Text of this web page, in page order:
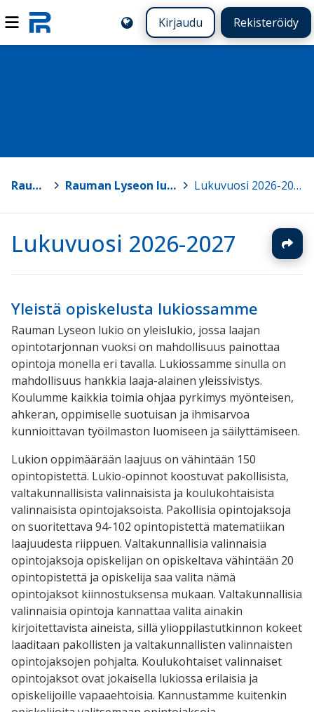
Kirjaudu Rekisteröidy
Rauma Rauman Lyseon lukio > Lukuvuosi 2026-2027
Lukuvuosi 2026-2027
Yleistä opiskelusta lukiossamme
Rauman Lyseon lukio on yleislukio, jossa laajan
opintotarjonnan vuoksi on mahdollisuus painottaa
opintoja monella eri tavalla. Lukiossamme sinulla on
mahdollisuus hankkia laaja-alainen yleissivistys.
Koulumme kaikkia toimia ohjaa pyrkimys myönteisen,
ahkeran, oppimiselle suotuisan ja ihmisarvoa
kunnioittavan työilmaston luomiseen ja säilyttämiseen.
Lukion oppimäärään laajuus on vähintään 150
opintopistettä. Lukio-opinnot koostuvat pakollisista,
valtakunnallisista valinnaisista ja koulukohtaisista
valinnaisista opintojaksoista. Pakollisia opintojaksoja
on suoritettava 94-102 opintopistettä matematiikan
laajuudesta riippuen. Valtakunnallisia valinnaisia
opintojaksoja opiskelijan on opiskeltava vähintään 20
opintopistettä ja opiskelija saa valita nämä
opintojaksot kiinnostuksensa mukaan. Valtakunnallisia
valinnaisia opintoja kannattaa valita ainakin
kirjoitettavista aineista, sillä ylioppilastutkinnon kokeet
laaditaan pakollisten ja valtakunnallisten valinnaisten
opintojaksojen pohjalta. Koulukohtaiset valinnaiset
opintojaksot ovat jokaisella lukiossa erilaisia ja
opiskelijoille vapaaehtoisia. Kannustamme kuitenkin